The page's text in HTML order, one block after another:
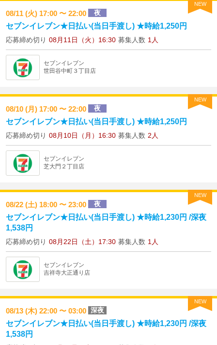
NEW
08/11 (火) 17:00 〜 22:00 夜
セブンイレブン★日払い(当日手渡し) ★時給1,250円
応募締め切り 08月11日（火）16:30 募集人数 1人
セブンイレブン
世田谷中町３丁目店
NEW
08/10 (月) 17:00 〜 22:00 夜
セブンイレブン★日払い(当日手渡し) ★時給1,250円
応募締め切り 08月10日（月）16:30 募集人数 2人
セブンイレブン
芝大門２丁目店
NEW
08/22 (土) 18:00 〜 23:00 夜
セブンイレブン★日払い(当日手渡し) ★時給1,230円 /深夜
1,538円
応募締め切り 08月22日（土）17:30 募集人数 1人
セブンイレブン
吉祥寺大正通り店
NEW
08/13 (木) 22:00 〜 03:00 深夜
セブンイレブン★日払い(当日手渡し) ★時給1,230円 /深夜
1,538円